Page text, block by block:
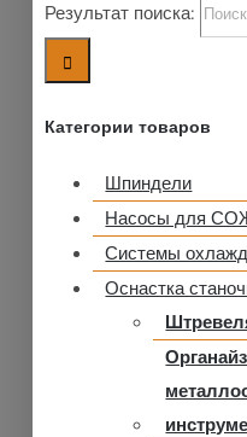
Результат поиска:
Категории товаров
Шпиндели
Насосы для
Системы
Оснастка